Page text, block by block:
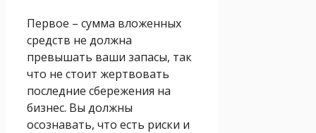
Первое – сумма вложенных
средств не должна
превышать ваши запасы, так
что не стоит жертвовать
последние сбережения на
бизнес. Вы должны
осознавать, что есть риски и